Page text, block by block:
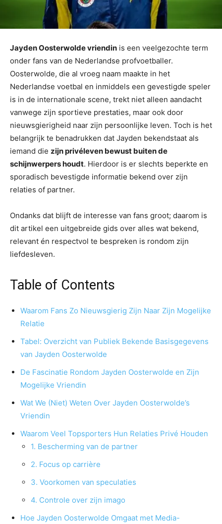
Jayden Oosterwolde vriendin is een veelgezochte term
onder fans van de Nederlandse profvoetballer.
Oosterwolde, die al vroeg naam maakte in het
Nederlandse voetbal en inmiddels een gevestigde speler
is in de internationale scene, trekt niet alleen aandacht
vanwege zijn sportieve prestaties, maar ook door
nieuwsgierigheid naar zijn persoonlijke leven. Toch is het
belangrijk te benadrukken dat Jayden bekendstaat als
iemand die zijn privéleven bewust buiten de
schijnwerpers houdt. Hierdoor is er slechts beperkte en
sporadisch bevestigde informatie bekend over zijn
relaties of partner.
Ondanks dat blijft de interesse van fans groot; daarom is
dit artikel een uitgebreide gids over alles wat bekend,
relevant én respectvol te bespreken is rondom zijn
liefdesleven.
Table of Contents
Waarom Fans Zo Nieuwsgierig Zijn Naar Zijn Mogelijke
Relatie
Tabel: Overzicht van Publiek Bekende Basisgegevens
van Jayden Oosterwolde
De Fascinatie Rondom Jayden Oosterwolde en Zijn
Mogelijke Vriendin
Wat We (Niet) Weten Over Jayden Oosterwolde’s
Vriendin
Waarom Veel Topsporters Hun Relaties Privé Houden
1. Bescherming van de partner
2. Focus op carrière
3. Voorkomen van speculaties
4. Controle over zijn imago
Hoe Jayden Oosterwolde Omgaat met Media-